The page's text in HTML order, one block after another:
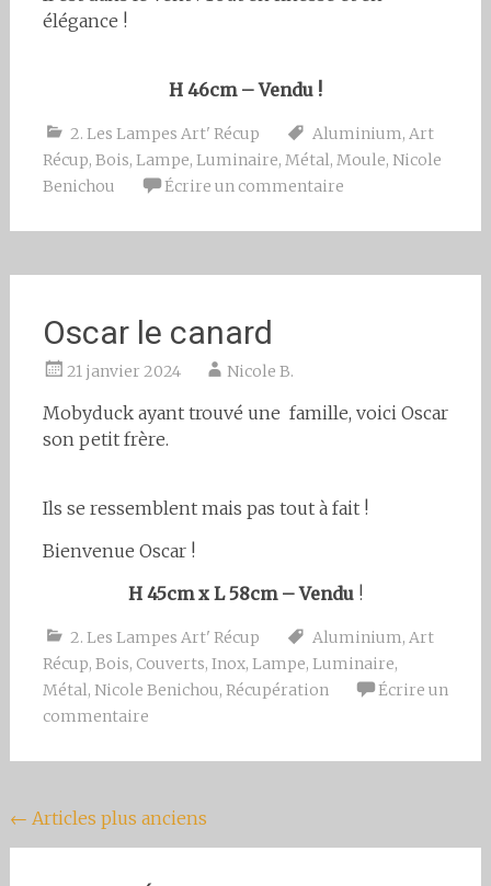
élégance !
H 46cm – Vendu !
2. Les Lampes Art' Récup Aluminium, Art
Récup, Bois, Lampe, Luminaire, Métal, Moule, Nicole
Benichou
Écrire un commentaire
Oscar le canard
21 janvier 2024 Nicole B.
Mobyduck ayant trouvé une famille, voici Oscar
son petit frère.
Ils se ressemblent mais pas tout à fait !
Bienvenue Oscar !
H 45cm x L 58cm – Vendu!
2. Les Lampes Art' Récup Aluminium, Art
Récup, Bois, Couverts, Inox, Lampe, Luminaire,
Métal, Nicole Benichou, Récupération
Écrire un
commentaire
Navigation
au
← Articles plus anciens